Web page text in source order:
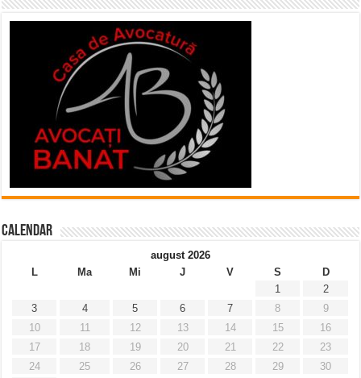
Calendar
august 2026
L
Ma Mi J V S
D
1
2
3
4 5 6 7 8
9
10
11 12 13 14 15
16
17
18 19 20 21 22
23
24
25 26 27 28 29
30